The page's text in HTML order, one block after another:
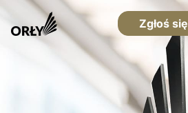
Zgłoś się